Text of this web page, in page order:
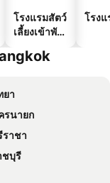
โรงแรมสัตว์
เลี้ยงเข้าพัก
โรง
ยา
รนายก
ราชา
ชบุรี